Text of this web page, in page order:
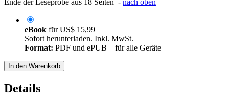
Ende der Leseprobe aus 18 Seiten - nach oben
eBook fürUS$ 15,99
Sofort herunterladen. Inkl. MwSt.
Format: PDF und ePUB – für alle Geräte
In den Warenkorb
Details